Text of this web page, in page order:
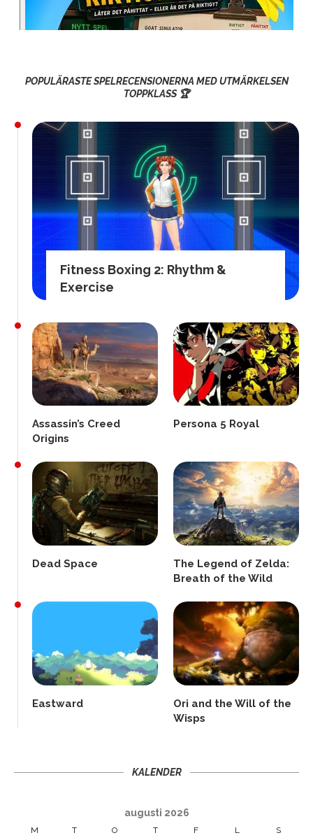
POPULÄRASTE SPELRECENSIONERNA MED UTMÄRKELSEN
TOPPKLASS 🏆
Fitness Boxing 2: Rhythm &
Exercise
Assassin’s Creed
Origins
Persona 5 Royal
Dead Space
The Legend of Zelda:
Breath of the Wild
Eastward
Ori and the Will of the
Wisps
KALENDER
augusti 2026
M T O T F L S